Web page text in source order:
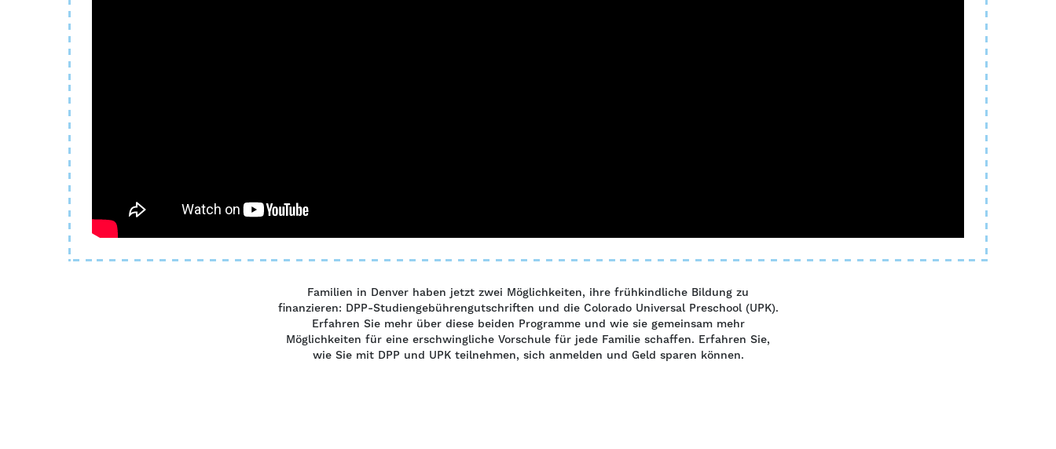
Familien in Denver haben jetzt zwei Möglichkeiten, ihre frühkindliche Bildung zu
finanzieren: DPP-Studiengebührengutschriften und die Colorado Universal Preschool (UPK).
Erfahren Sie mehr über diese beiden Programme und wie sie gemeinsam mehr
Möglichkeiten für eine erschwingliche Vorschule für jede Familie schaffen. Erfahren Sie,
wie Sie mit DPP und UPK teilnehmen, sich anmelden und Geld sparen können.